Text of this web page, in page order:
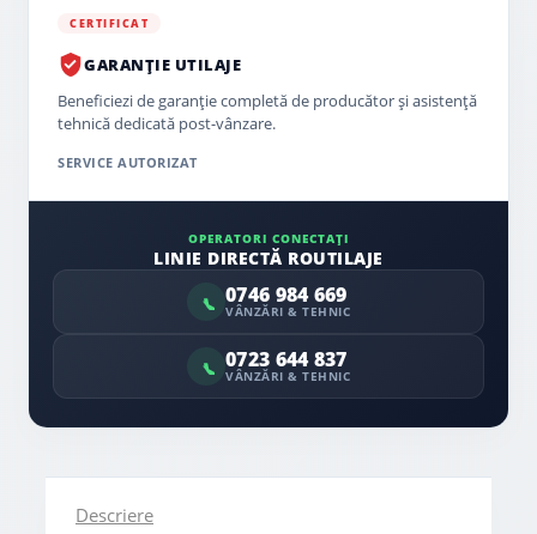
CERTIFICAT
GARANȚIE UTILAJE
Beneficiezi de garanție completă de producător și asistență
tehnică dedicată post-vânzare.
SERVICE AUTORIZAT
OPERATORI CONECTAȚI
LINIE DIRECTĂ ROUTILAJE
0746 984 669
VÂNZĂRI & TEHNIC
0723 644 837
VÂNZĂRI & TEHNIC
Descriere